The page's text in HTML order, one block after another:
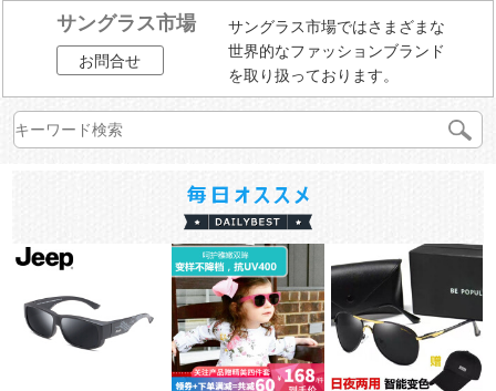
サングラス市場
お問合せ
サングラス市場ではさまざまな
世界的なファッションブランド
を取り扱っております。